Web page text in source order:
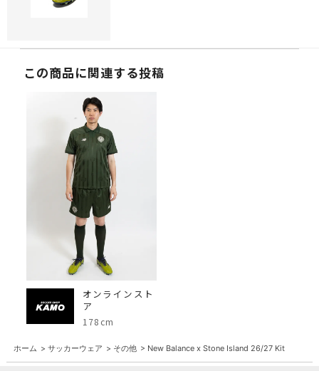
この商品に関連する投稿
オンラインスト
ア
178cm
ホーム > サッカーウェア > その他 > New Balance x Stone Island 26/27 Kit